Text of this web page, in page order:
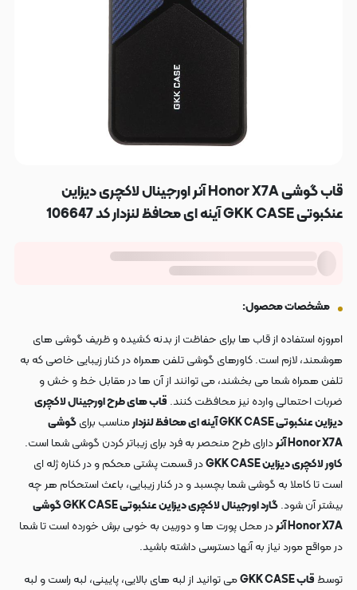
قاب گوشی Honor X7A آنر اورجینال لاکچری دیزاین
عنکبوتی GKK CASE آینه ای محافظ لنزدار کد 106647
مشخصات محصول:
امروزه استفاده از قاب ها برای حفاظت از بدنه کشیده و ظریف گوشی های
هوشمند، لازم است. کاورهای گوشی تلفن همراه در کنار زیبایی خاصی که به
تلفن همراه شما می بخشند، می توانند از آن ها در مقابل خط و خش و
ضربات احتمالی وارده نیز محافظت کنند. قاب های طرح اورجینال لاکچری
دیزاین عنکبوتی GKK CASE آینه ای محافظ لنزدار
مناسب برایگوشی
Honor X7A آنر
دارای طرح منحصر به فرد برای زیباتر کردن گوشی شما است.
کاور لاکچری دیزاین GKK CASE
در قسمت پشتی محکم و در کناره ژله ای
است تا کاملا به گوشی شما بچسبد و در کنار زیبایی، باعث استحکام هر چه
بیشتر آن شود.
گارد اورجینال لاکچری دیزاین عنکبوتی GKK CASE گوشی
Honor X7A آنر
در محل پورت ها و دوربین به خوبی برش خورده است تا شما
در مواقع مورد نیاز به آنها دسترسی داشته باشید.
توسطقاب GKK CASE
می توانید از لبه های بالایی، پایینی، لبه راست و لبه